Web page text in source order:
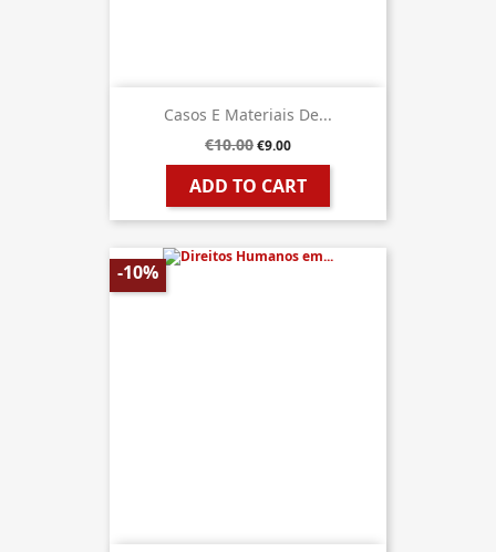
Casos E Materiais De...
€10.00€9.00
ADD TO CART
-10%